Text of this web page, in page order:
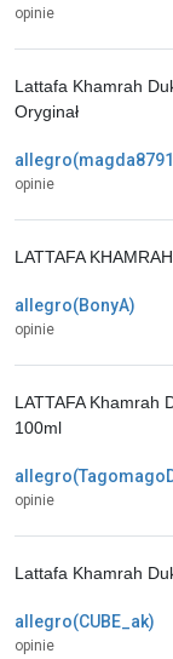
opinie
opinie
Lattafa Khamrah
Oryginał
allegro(BonyA)
opinie
LATTAFA
opinie
LATTAFA Khamrah
100ml
allegro(CUBE_ak)
opinie
Lattafa Khamrah